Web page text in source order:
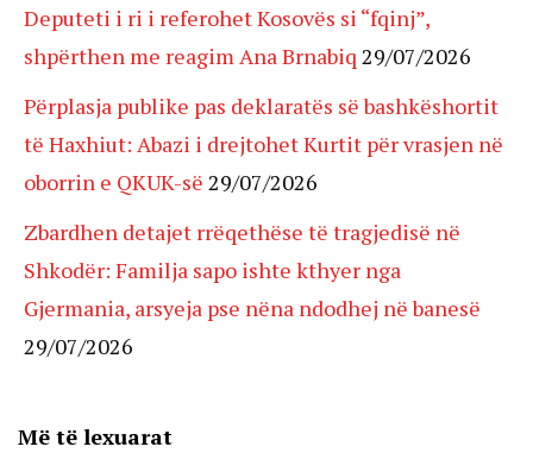
Deputeti i ri i referohet Kosovës si “fqinj”,
shpërthen me reagim Ana Brnabiq 29/07/2026
Përplasja publike pas deklaratës së bashkëshortit
të Haxhiut: Abazi i drejtohet Kurtit për vrasjen në
oborrin e QKUK-së 29/07/2026
Zbardhen detajet rrëqethëse të tragjedisë në
Shkodër: Familja sapo ishte kthyer nga
Gjermania, arsyeja pse nëna ndodhej në banesë
29/07/2026
Më të lexuarat